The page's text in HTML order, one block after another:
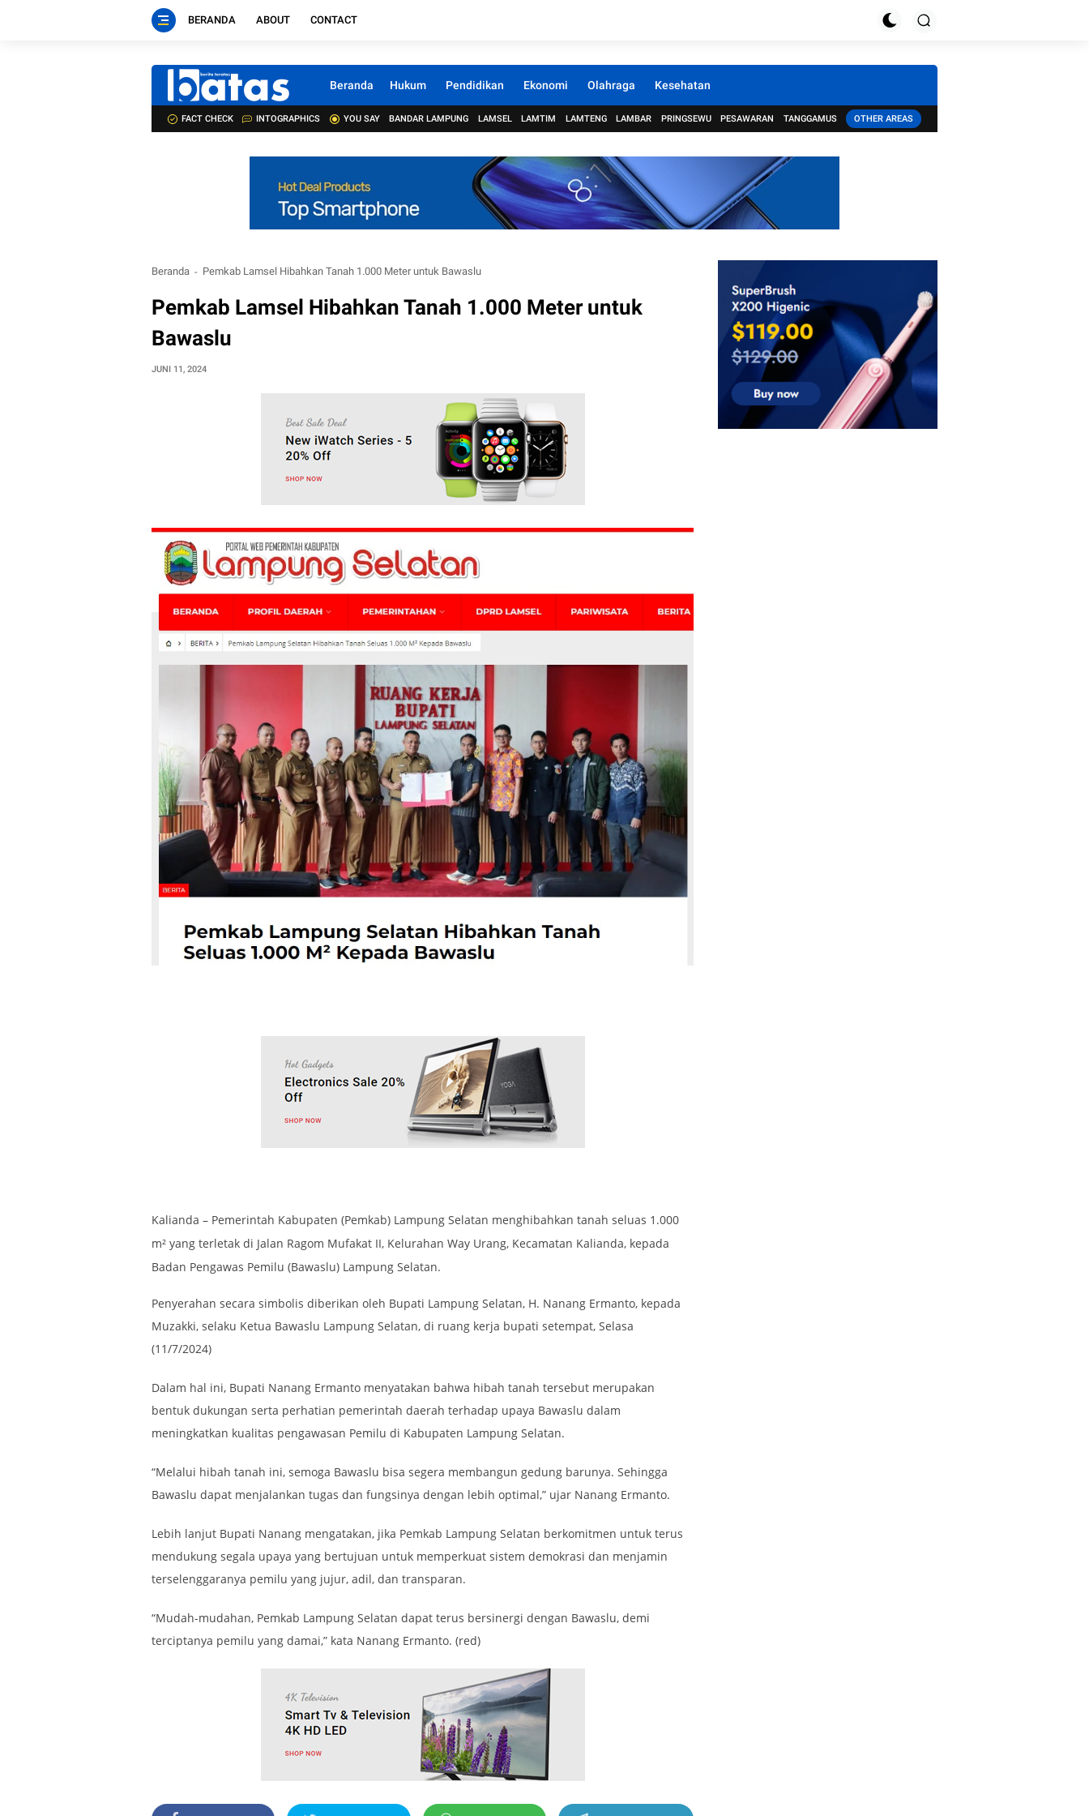
BERANDA ABOUT CONTACT
Beranda Hukum Pendidikan Ekonomi Olahraga Kesehatan
FACT CHECK INTOGRAPHICS YOU SAY BANDAR LAMPUNG LAMSEL LAMTIM LAMTENG LAMBAR PRINGSEWU PESAWARAN TANGGAMUS OTHER AREAS
Beranda Pemkab Lamsel Hibahkan Tanah 1.000 Meter untuk Bawaslu
Pemkab Lamsel Hibahkan Tanah 1.000 Meter untuk
Bawaslu
JUNI 11, 2024
Kalianda – Pemerintah Kabupaten (Pemkab) Lampung Selatan menghibahkan tanah seluas 1.000
m² yang terletak di Jalan Ragom Mufakat II, Kelurahan Way Urang, Kecamatan Kalianda, kepada
Badan Pengawas Pemilu (Bawaslu) Lampung Selatan.
Penyerahan secara simbolis diberikan oleh Bupati Lampung Selatan, H. Nanang Ermanto, kepada
Muzakki, selaku Ketua Bawaslu Lampung Selatan, di ruang kerja bupati setempat, Selasa
(11/7/2024)
Dalam hal ini, Bupati Nanang Ermanto menyatakan bahwa hibah tanah tersebut merupakan
bentuk dukungan serta perhatian pemerintah daerah terhadap upaya Bawaslu dalam
meningkatkan kualitas pengawasan Pemilu di Kabupaten Lampung Selatan.
“Melalui hibah tanah ini, semoga Bawaslu bisa segera membangun gedung barunya. Sehingga
Bawaslu dapat menjalankan tugas dan fungsinya dengan lebih optimal,” ujar Nanang Ermanto.
Lebih lanjut Bupati Nanang mengatakan, jika Pemkab Lampung Selatan berkomitmen untuk terus
mendukung segala upaya yang bertujuan untuk memperkuat sistem demokrasi dan menjamin
terselenggaranya pemilu yang jujur, adil, dan transparan.
“Mudah-mudahan, Pemkab Lampung Selatan dapat terus bersinergi dengan Bawaslu, demi
terciptanya pemilu yang damai,” kata Nanang Ermanto. (red)